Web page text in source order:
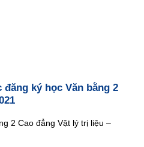
ký học Văn bằng 2
2 Cao đẳng Vật lý trị liệu –